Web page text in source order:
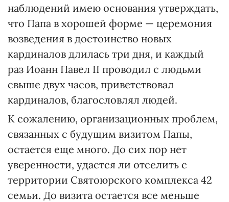
наблюдений имею основания утверждать,
что Папа в хорошей форме — церемония
возведения в достоинство новых
кардиналов длилась три дня, и каждый
раз Иоанн Павел ІІ проводил с людьми
свыше двух часов, приветствовал
кардиналов, благословлял людей.
К сожалению, организационных проблем,
связанных с будущим визитом Папы,
остается еще много. До сих пор нет
уверенности, удастся ли отселить с
территории Святоюрского комплекса 42
семьи. До визита остается все меньше